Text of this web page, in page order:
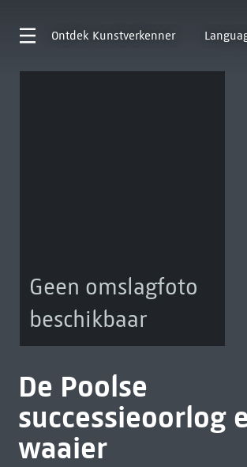
Ontdek Kunstverkenner
Geen omslagfoto
beschikbaar
De Poolse
successieoorlog
waaier